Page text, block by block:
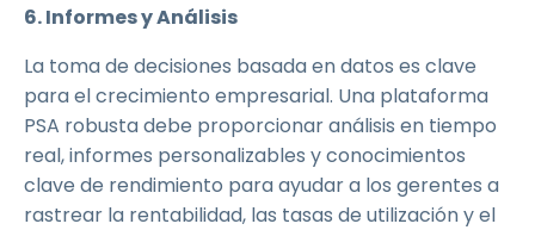
6. Informes y Análisis
La toma de decisiones basada en datos es clave
para el crecimiento empresarial. Una plataforma
PSA robusta debe proporcionar análisis en tiempo
real, informes personalizables y conocimientos
clave de rendimiento para ayudar a los gerentes a
rastrear la rentabilidad, las tasas de utilización y el